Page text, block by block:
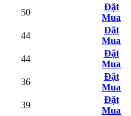
50
Đặt
Mua
44
Đặt
Mua
44
Đặt
Mua
36
Đặt
Mua
39
Đặt
Mua